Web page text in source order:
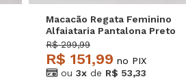
Macacão Regata Feminino
Alfaiataria Pantalona Preto
Salvatore
R$ 299,99
R$ 151,99 no PIX
ou 3x de R$ 53,33